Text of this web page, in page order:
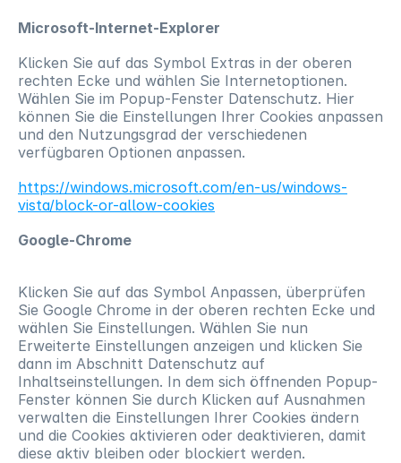
Microsoft-Internet-Explorer
Klicken Sie auf das Symbol Extras in der oberen
rechten Ecke und wählen Sie Internetoptionen.
Wählen Sie im Popup-Fenster Datenschutz. Hier
können Sie die Einstellungen Ihrer Cookies anpassen
und den Nutzungsgrad der verschiedenen
verfügbaren Optionen anpassen.
https://windows.microsoft.com/en-us/windows-
vista/block-or-allow-cookies
Google-Chrome
Klicken Sie auf das Symbol Anpassen, überprüfen
Sie Google Chrome in der oberen rechten Ecke und
wählen Sie Einstellungen. Wählen Sie nun
Erweiterte Einstellungen anzeigen und klicken Sie
dann im Abschnitt Datenschutz auf
Inhaltseinstellungen. In dem sich öffnenden Popup-
Fenster können Sie durch Klicken auf Ausnahmen
verwalten die Einstellungen Ihrer Cookies ändern
und die Cookies aktivieren oder deaktivieren, damit
diese aktiv bleiben oder blockiert werden.